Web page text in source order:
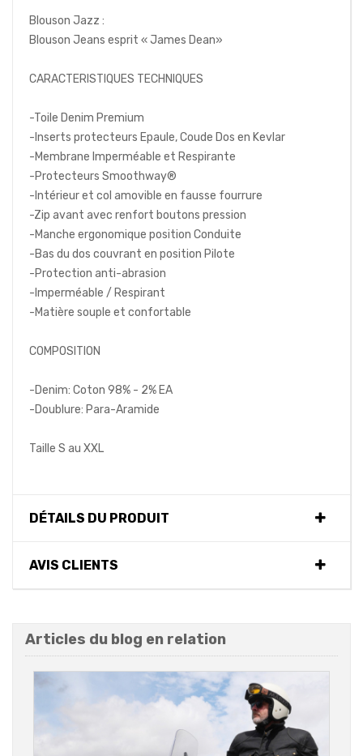
Blouson Jazz :
Blouson Jeans esprit « James Dean»
CARACTERISTIQUES TECHNIQUES
-Toile Denim Premium
-Inserts protecteurs Epaule, Coude Dos en Kevlar
-Membrane Imperméable et Respirante
-Protecteurs Smoothway®
-Intérieur et col amovible en fausse fourrure
-Zip avant avec renfort boutons pression
-Manche ergonomique position Conduite
-Bas du dos couvrant en position Pilote
-Protection anti-abrasion
-Imperméable / Respirant
-Matière souple et confortable
COMPOSITION
-Denim: Coton 98% - 2% EA
-Doublure: Para-Aramide
Taille S au XXL
DÉTAILS DU PRODUIT
AVIS CLIENTS
Articles du blog en relation